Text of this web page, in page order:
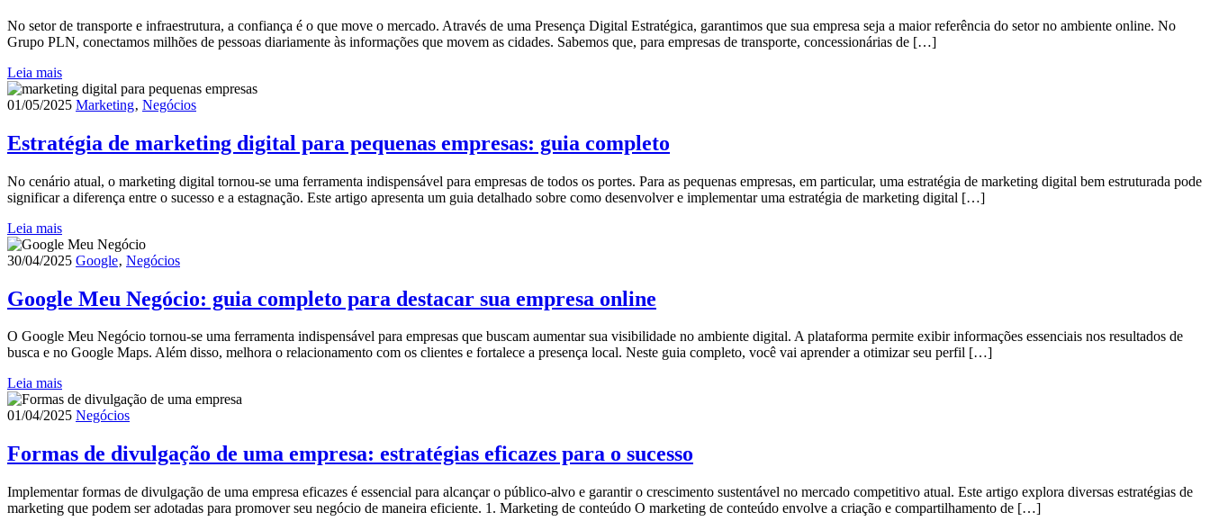
No setor de transporte e infraestrutura, a confiança é o que move o mercado. Através de uma Presença Digital Estratégica, garantimos que sua empresa seja a maior referência do setor no ambiente online. No
Grupo PLN, conectamos milhões de pessoas diariamente às informações que movem as cidades. Sabemos que, para empresas de transporte, concessionárias de […]
Leia mais
01/05/2025 Marketing‚ Negócios
Estratégia de marketing digital para pequenas empresas: guia completo​
No cenário atual, o marketing digital tornou-se uma ferramenta indispensável para empresas de todos os portes. Para as pequenas empresas, em particular, uma estratégia de marketing digital bem estruturada pode
significar a diferença entre o sucesso e a estagnação. Este artigo apresenta um guia detalhado sobre como desenvolver e implementar uma estratégia de marketing digital […]
Leia mais
30/04/2025 Google‚ Negócios
Google Meu Negócio: guia completo para destacar sua empresa online
O Google Meu Negócio tornou-se uma ferramenta indispensável para empresas que buscam aumentar sua visibilidade no ambiente digital. A plataforma permite exibir informações essenciais nos resultados de
busca e no Google Maps. Além disso, melhora o relacionamento com os clientes e fortalece a presença local. Neste guia completo, você vai aprender a otimizar seu perfil […]
Leia mais
01/04/2025 Negócios
Formas de divulgação de uma empresa: estratégias eficazes para o sucesso
Implementar formas de divulgação de uma empresa eficazes é essencial para alcançar o público-alvo e garantir o crescimento sustentável no mercado competitivo atual. Este artigo explora diversas estratégias de
marketing que podem ser adotadas para promover seu negócio de maneira eficiente. 1. Marketing de conteúdo O marketing de conteúdo envolve a criação e compartilhamento de […]